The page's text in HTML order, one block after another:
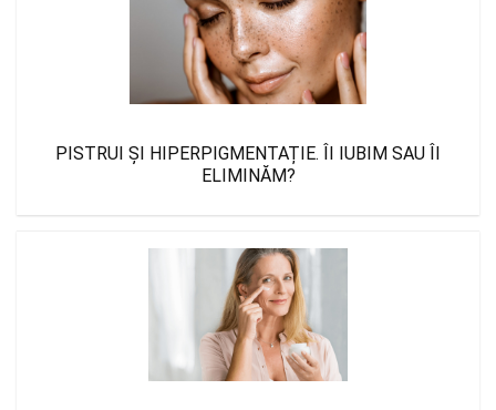
PISTRUI ȘI HIPERPIGMENTAȚIE. ÎI IUBIM SAU ÎI
ELIMINĂM?